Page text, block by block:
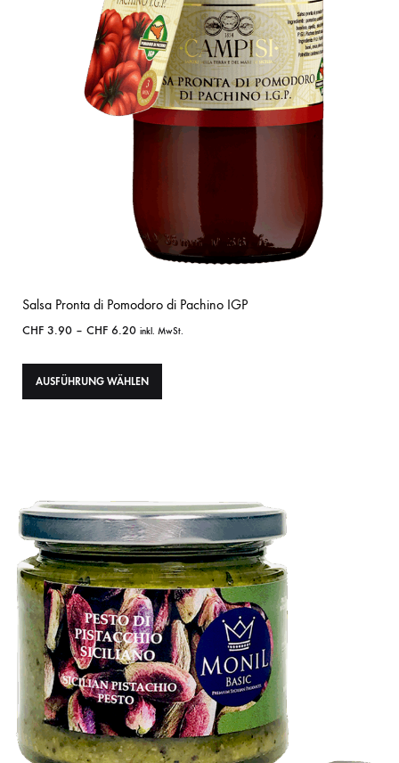
Salsa Pronta di Pomodoro di Pachino IGP
CHF 3.90 – CHF 6.20 inkl. MwSt.
AUSFÜHRUNG WÄHLEN